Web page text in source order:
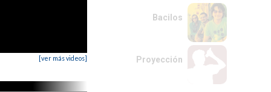
[ver más videos]
Bacilos
Proyección